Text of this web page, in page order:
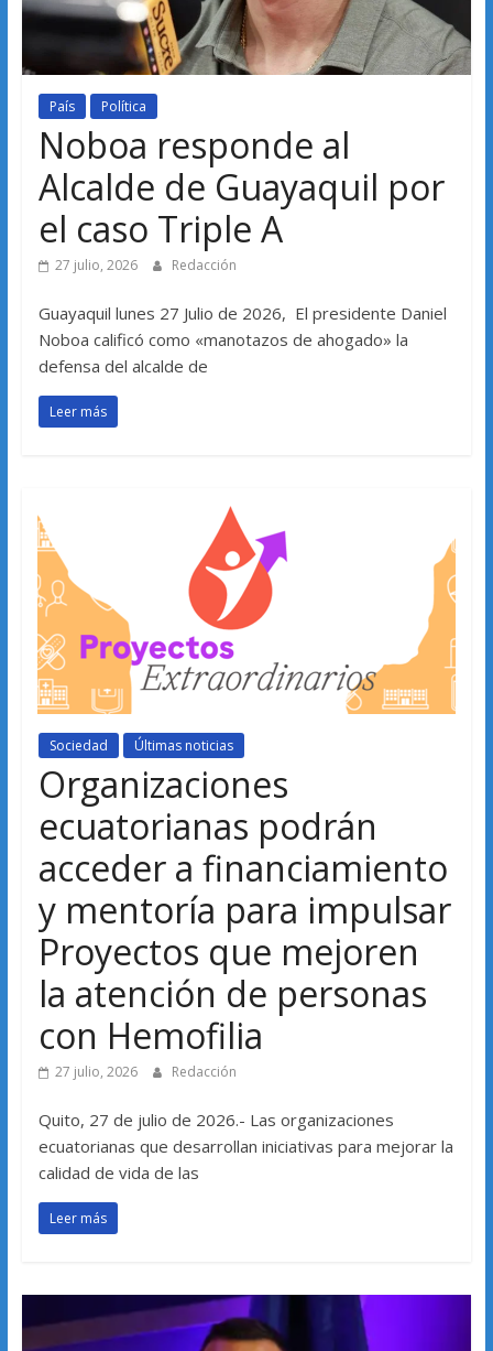
País Política
Noboa responde al
Alcalde de Guayaquil por
el caso Triple A
27 julio, 2026 Redacción
Guayaquil lunes 27 Julio de 2026, El presidente Daniel
Noboa calificó como «manotazos de ahogado» la
defensa del alcalde de
Leer más
Sociedad Últimas noticias
Organizaciones
ecuatorianas podrán
acceder a financiamiento
y mentoría para impulsar
Proyectos que mejoren
la atención de personas
con Hemofilia
27 julio, 2026 Redacción
Quito, 27 de julio de 2026.- Las organizaciones
ecuatorianas que desarrollan iniciativas para mejorar la
calidad de vida de las
Leer más